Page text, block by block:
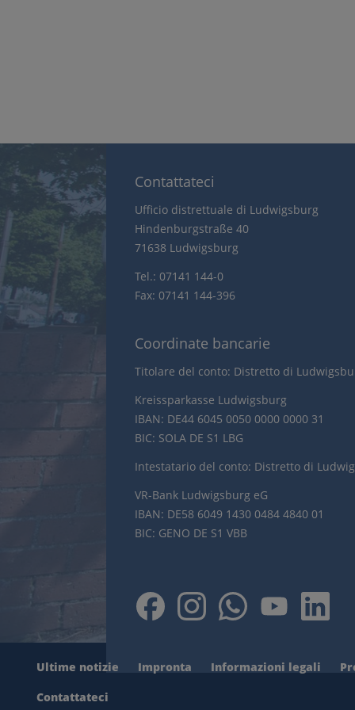
Contattateci
Ufficio distrettuale di Ludwigsburg
Hindenburgstraße 40
71638 Ludwigsburg
Tel.: 07141 144-0
Fax: 07141 144-396
Coordinate bancarie
Titolare del conto: Distretto di
Kreissparkasse Ludwigsburg
IBAN: DE44 6045 0050 0000 0000 31
BIC: SOLA DE S1 LBG
Intestatario del conto: Distretto di
VR-Bank Ludwigsburg eG
IBAN: DE58 6049 1430 0484 4840 01
BIC: GENO DE S1 VBB
Ultime notizie Impronta Informazioni legali
Contattateci